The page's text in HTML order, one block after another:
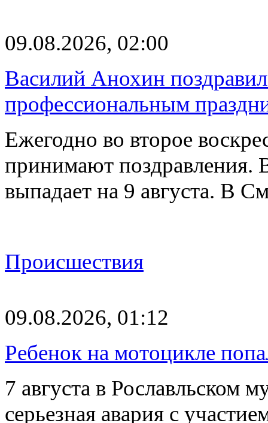
09.08.2026, 02:00
Василий Анохин
профессиональным
Ежегодно во второе
принимают поздравления.
выпадает на 9 августа. В
Происшествия
09.08.2026, 01:12
Ребенок на мотоцикле
7 августа в Рославльском
серьезная авария с